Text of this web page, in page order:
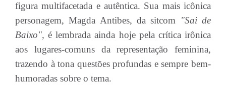
figura multifacetada e autêntica. Sua mais icônica
personagem, Magda Antibes, da sitcom
"Sai de
Baixo", é lembrada ainda hoje pela crítica irônica
aos lugares-comuns da representação feminina,
trazendo à tona questões profundas e sempre bem-
humoradas sobre o tema.